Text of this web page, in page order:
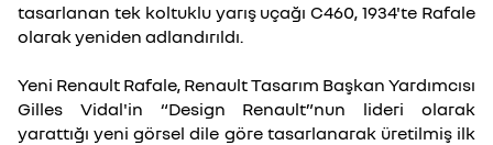
tasarlanan tek koltuklu yarış uçağı C460, 1934'te Rafale
olarak yeniden adlandırıldı.
Yeni Renault Rafale, Renault Tasarım Başkan Yardımcısı
Gilles Vidal'in “Design Renault”nun lideri olarak
yarattığı yeni görsel dile göre tasarlanarak üretilmiş ilk